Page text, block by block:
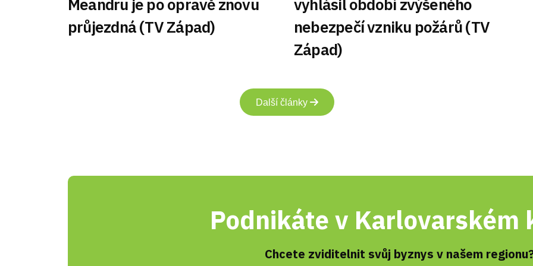
Meandru je po opravě znovu
průjezdná (TV Západ)
vyhlásil období zvýšeného
nebezpečí vzniku požárů (TV
Západ)
Další články
Podnikáte v Karlovarském
Chcete zviditelnit svůj byznys v našem